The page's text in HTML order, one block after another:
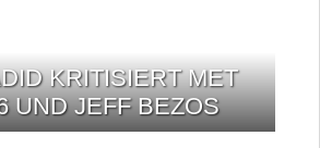
KRITISIERT MET
UND JEFF BEZOS